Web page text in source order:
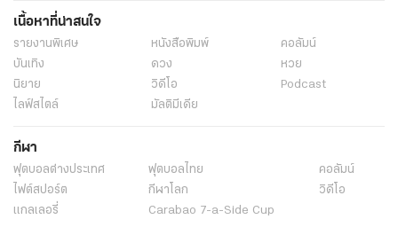
เนื้อหาที่น่าสนใจ
รายงานพิเศษ หนังสือพิมพ์
คอลัมน์
บันเทิง
ดวง
หวย
นิยาย
วิดีโอ
Podcast
ไลฟ์สไตล์
มัลติมีเดีย
กีฬา
ฟุตบอลต่่างประเทศ ฟุตบอลไทย
คอลัมน์
ไฟต์สปอร์ต
กีฬาโลก
วิดีโอ
แกลเลอรี่
Carabao 7-a-Side Cup